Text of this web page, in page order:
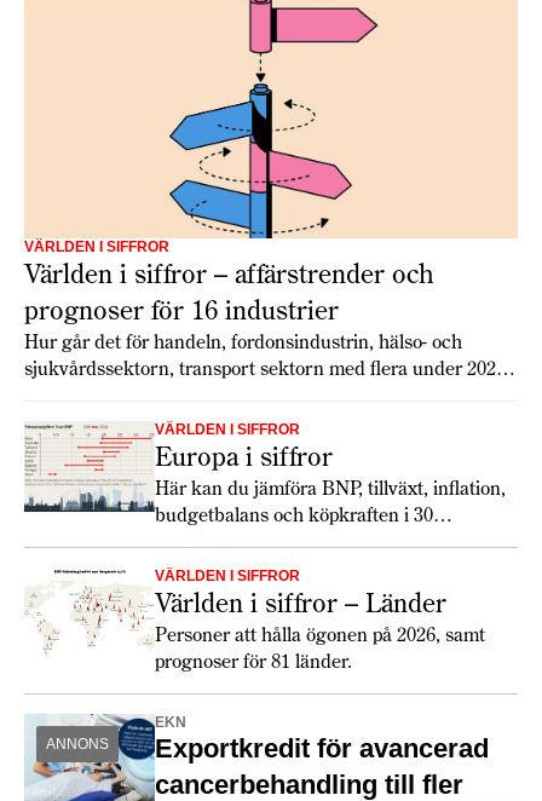
VÄRLDEN I SIFFROR
Världen i siffror – affärstrender och
prognoser för 16 industrier
Hur går det för handeln, fordonsindustrin, hälso- och
sjukvårdssektorn, transport sektorn med flera under 2026?
16 branscher som ger en inblick i tillväxt, utmaningar och
möjligheter.
VÄRLDEN I SIFFROR
Europa i siffror
Här kan du jämföra BNP, tillväxt, inflation,
budgetbalans och köpkraften i 30
något 2026, och lönerna har utvecklats
snabbare än inflationen. De europeiska
konsumenterna verkar dock fortfarande
hålla hårt i plånboken. Största
förändringen 2026 är de ökade
försvarsanslagen och att den växande
politiska klyftan mellan USA och Europa
får europeiska länder att köpa allt mer från
europeiska leverantörer.
VÄRLDEN I SIFFROR
Världen i siffror – Länder
Personer att hålla ögonen på 2026, samt
prognoser för 81 länder.
ANNONS
EKN
Exportkredit för avancerad
cancerbehandling till fler